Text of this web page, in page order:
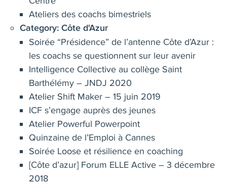
Ateliers des coachs bimestriels
Category: Côte d'Azur
Soirée “Présidence” de l’antenne Côte d’Azur :
les coachs se questionnent sur leur avenir
Intelligence Collective au collège Saint
Barthélémy – JNDJ 2020
Atelier Shift Maker – 15 juin 2019
ICF s’engage auprès des jeunes
Atelier Powerful Powerpoint
Quinzaine de l’Emploi à Cannes
Soirée Loose et résilience en coaching
[Côte d’azur] Forum ELLE Active – 3 décembre
2018